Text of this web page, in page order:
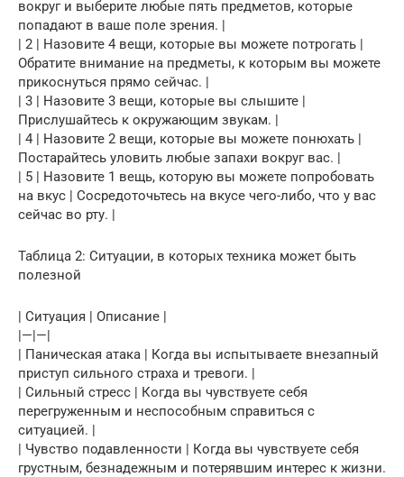
вокруг и выберите любые пять предметов, которые
попадают в ваше поле зрения. |
| 2 | Назовите 4 вещи, которые вы можете потрогать |
Обратите внимание на предметы, к которым вы можете
прикоснуться прямо сейчас. |
| 3 | Назовите 3 вещи, которые вы слышите |
Прислушайтесь к окружающим звукам. |
| 4 | Назовите 2 вещи, которые вы можете понюхать |
Постарайтесь уловить любые запахи вокруг вас. |
| 5 | Назовите 1 вещь, которую вы можете попробовать
на вкус | Сосредоточьтесь на вкусе чего-либо, что у вас
сейчас во рту. |
Таблица 2: Ситуации, в которых техника может быть
полезной
| Ситуация | Описание |
|—|—|
| Паническая атака | Когда вы испытываете внезапный
приступ сильного страха и тревоги. |
| Сильный стресс | Когда вы чувствуете себя
перегруженным и неспособным справиться с
ситуацией. |
| Чувство подавленности | Когда вы чувствуете себя
грустным, безнадежным и потерявшим интерес к жизни.